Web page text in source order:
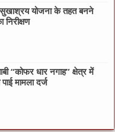
योजना के तहत बनने
निरीक्षण
“कोफर धार नगाह” क्षेत्र में
मामला दर्ज